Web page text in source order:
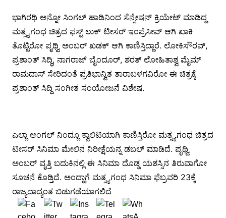
ಭಾಗಿರಥಿ ಅನ್ನೋ ಸಿಂಗಲ್ ಹಾಡಿನಿಂದ ಸೆನ್ಸೇಷನ್ ಕ್ರಿಯೇಟ್ ಮಾಡಿದ್ದ
ಮತ್ಸ್ಯಗಂಧ ಚಿತ್ರದ ಫಸ್ಟ್ ಲುಕ್ ಟೀಸರ್ ಇಂಪ್ರೆಸೀವ್ ಆಗಿ ಖಾಕಿ
ತೊಟ್ಟಿರೋ ಪೃಥ್ವಿ ಅಂಬರ್ ಖಡಕ್ ಆಗಿ ಕಾಣಿಸ್ತಿದ್ದಾರೆ. ಲೋಕಿಸೌರವ್,
ಪ್ರಶಾಂತ್ ಸಿದ್ಧಿ, ನಾಗರಾಜ್ ಬೈಂದೂರ್, ಶರತ್ ಲೋಹಿತಾಶ್ವ ಮೈಮ್
ರಾಮದಾಸ್ ಸೇರಿದಂತೆ ಪ್ರತಿಭಾನ್ವಿತ ತಾರಾಬಳಗವಿರೋ ಈ ಚಿತ್ರಕ್ಕೆ
ಪ್ರಶಾಂತ್ ಸಿದ್ದಿ ಸಂಗೀತ ಸಂಯೋಜನೆ ವಿಶೇಷ.
ಎಲ್ಲಾ ಆಂಗಲ್ ನಿಂದ್ಲೂ ಕ್ವಾಲಿಟಿಯಾಗಿ ಕಾಣಿಸ್ತಿರೋ ಮತ್ಸ್ಯಗಂಧ ಚಿತ್ರದ
ಟೀಸರ್ ಸಿನಿಮಾ ಮೇಲಿನ ನಿರೀಕ್ಷೆಯನ್ನ ಡಬಲ್ ಮಾಡಿದೆ. ಪೃಥ್ವಿ
ಅಂಬರ್ ವೃತ್ತಿ ಬದುಕಿನಲ್ಲಿ ಈ ಸಿನಿಮಾ ದೊಡ್ಡ ಯಶಸ್ಸಿನ ತಿರುವಾಗೋ
ಸೂಚನೆ ಕೊಡ್ತಿದೆ. ಅಂದ್ಹಾಗೆ ಮತ್ಸ್ಯಗಂಧ ಸಿನಿಮಾ ಫೆಬ್ರವರಿ 23ಕ್ಕೆ
ರಾಜ್ಯದಾದ್ಯಂತ ಬಿಡುಗಡೆಯಾಗಲಿದೆ